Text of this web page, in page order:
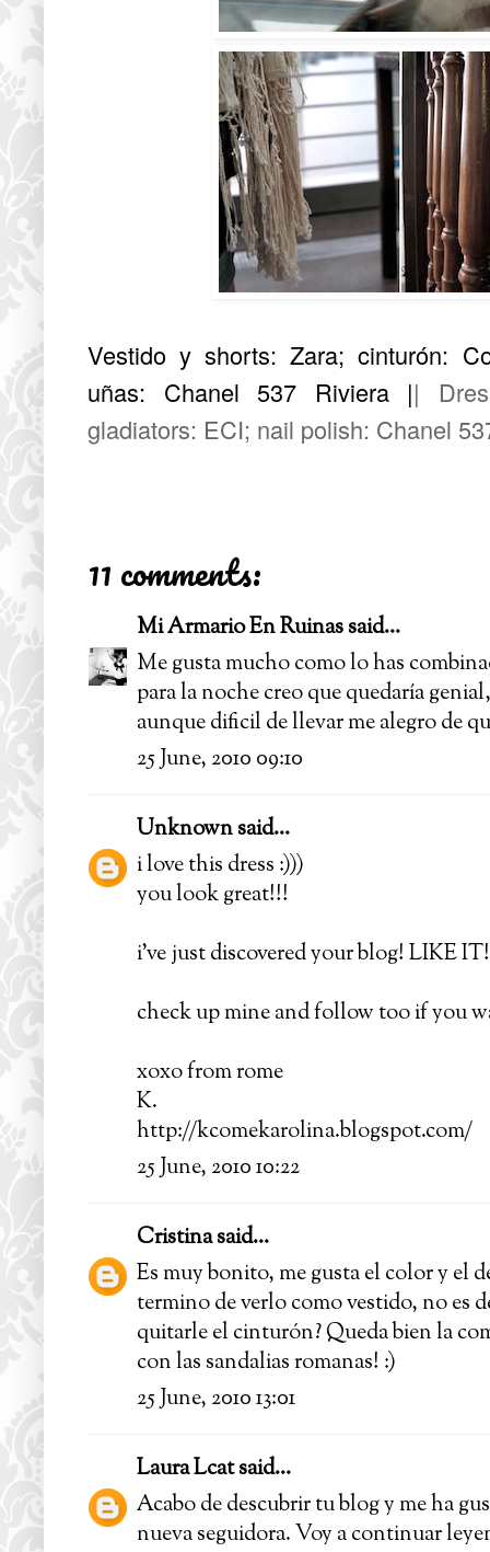
Vestido y shorts: Zara; cinturón:
uñas: Chanel 537 Riviera ||
gladiators: ECI; nail polish: Chanel
11 comments:
Mi Armario En Ruinassaid...
Me gusta mucho como lo has
para la noche creo que quedaría
aunque dificil de llevar me alegro de
25 June, 2010 09:10
Unknownsaid...
i love this dress :)))
you look great!!!
i've just discovered your blog! LIKE
check up mine and follow too if you
xoxo from rome
K.
http://kcomekarolina.blogspot.com/
25 June, 2010 10:22
Cristinasaid...
Es muy bonito, me gusta el color y el
termino de verlo como vestido, no es
quitarle el cinturón? Queda bien la
con las sandalias romanas! :)
25 June, 2010 13:01
Laura Lcatsaid...
Acabo de descubrir tu blog y me ha
nueva seguidora. Voy a continuar